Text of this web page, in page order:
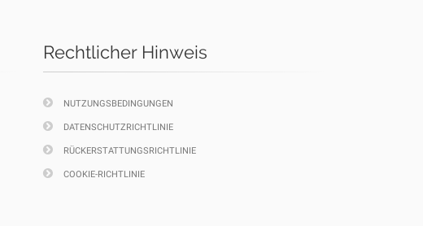
Rechtlicher Hinweis
NUTZUNGSBEDINGUNGEN
DATENSCHUTZRICHTLINIE
RÜCKERSTATTUNGSRICHTLINIE
COOKIE-RICHTLINIE